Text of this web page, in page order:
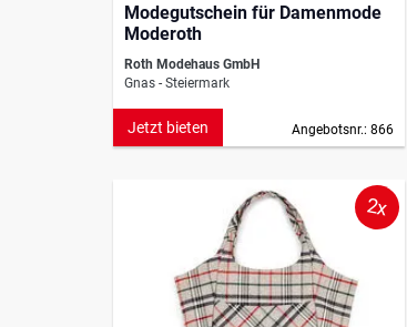
Modegutschein für Damenmode
Moderoth
Roth Modehaus GmbH
Gnas - Steiermark
Angebotsnr.: 866
Jetzt bieten
2x